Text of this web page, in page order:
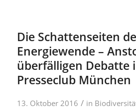
Die Schattenseiten
Energiewende –
überfälligen Debatte
Presseclub München
13. Oktober 2016 / in